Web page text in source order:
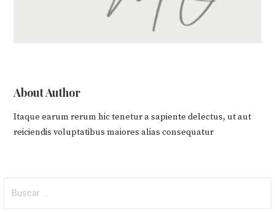
About Author
Itaque earum rerum hic tenetur a sapiente delectus, ut aut
reiciendis voluptatibus maiores alias consequatur